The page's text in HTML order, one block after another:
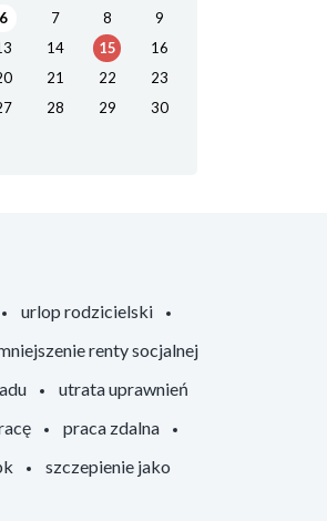
6 7 8
9
14 15
16
21 22
23
28 29
30
urlop rodzicielski
renty socjalnej
utrata uprawnień
praca zdalna
szczepienie jako